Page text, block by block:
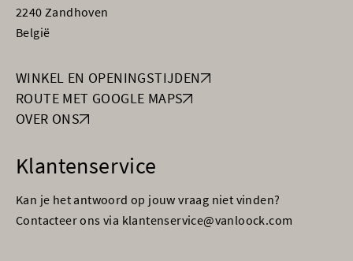
2240 Zandhoven
België
WINKEL EN OPENINGSTIJDEN
ROUTE MET GOOGLE MAPS
OVER ONS
Klantenservice
Kan je het antwoord op jouw vraag niet vinden?
Contacteer ons via klantenservice@vanloock.com